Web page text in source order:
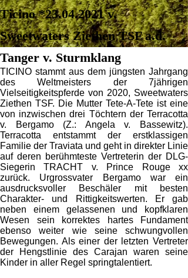
Ticino *23.04.2021 v.
Sweetwaters Ziethen TSF a.d.
Tanger v. Sturmklang
TICINO stammt aus dem jüngsten Jahrgang
des Weltmeisters der 7jährigen
Vielseitigkeitspferde von 2020, Sweetwaters
Ziethen TSF. Die Mutter Tete-A-Tete ist eine
von inzwischen drei Töchtern der Terracotta
v. Bergamo (Z.: Angela v. Bassewitz).
Terracotta entstammt der erstklassigen
Familie der Traviata und geht in direkter Linie
auf deren berühmteste Vertreterin der DLG-
Siegerin TRACHT v. Prince Rouge xx
zurück. Urgrossvater
Bergamo war ein
ausdrucksvoller Beschäler mit besten
Charakter- und Rittigkeitswerten. Er gab
neben einem gelassenen und kopfklaren
Wesen sein korrektes hartes Fundament
ebenso weiter wie seine schwungvollen
Bewegungen. Als einer der letzten Vertreter
der Hengstlinie des Carajan waren seine
Kinder in aller Regel springtalentiert.